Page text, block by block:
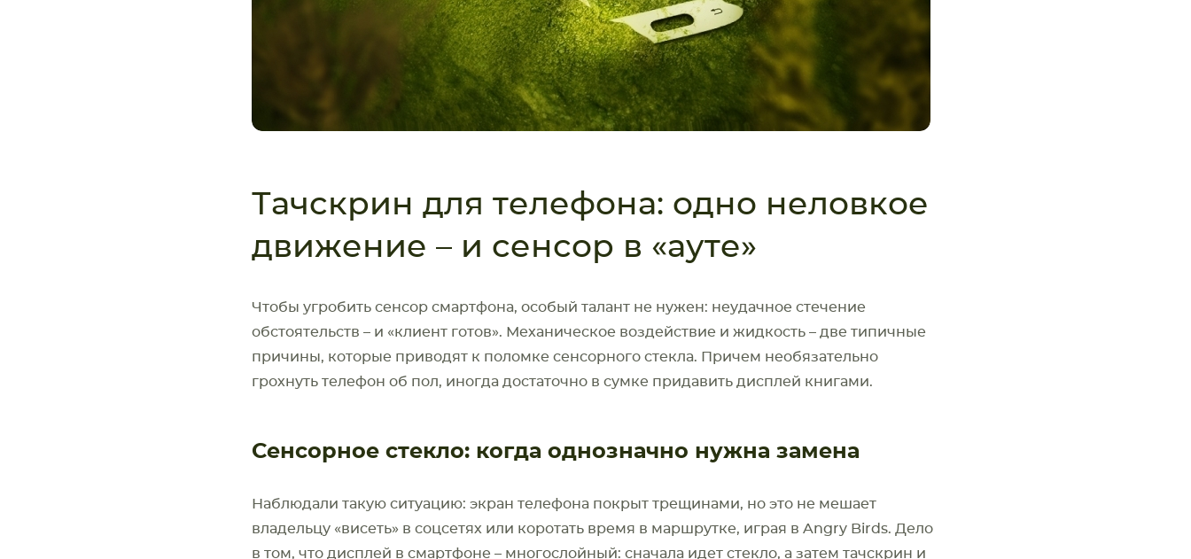
Тачскрин для телефона: одно неловкое
движение – и сенсор в «ауте»
Чтобы угробить сенсор смартфона, особый талант не нужен: неудачное стечение
обстоятельств – и «клиент готов». Механическое воздействие и жидкость – две типичные
причины, которые приводят к поломке сенсорного стекла. Причем необязательно
грохнуть телефон об пол, иногда достаточно в сумке придавить дисплей книгами.
Сенсорное стекло: когда однозначно нужна замена
Наблюдали такую ситуацию: экран телефона покрыт трещинами, но это не мешает
владельцу «висеть» в соцсетях или коротать время в маршрутке, играя в Angry Birds. Дело
в том, что дисплей в смартфоне – многослойный: сначала идет стекло, а затем тачскрин и